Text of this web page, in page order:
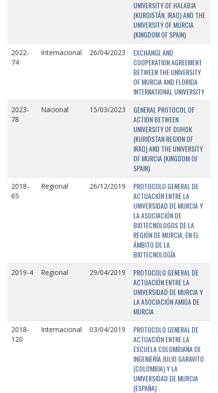
UNIVERSITY OF HALABJA
(KURDISTÁN, IRAQ) AND THE
UNIVERSITY OF MURCIA
(KINGDOM OF SPAIN)
2022-
74
Internacional 26/04/2023
EXCHANGE AND
COOPERATION AGREEMENT
BETWEEN THE UNIVERSITY
OF MURCIA AND FLORIDA
INTERNATIONAL UNIVERSITY
2023-
78
Nacional 15/03/2023
GENERAL PROTOCOL OF
ACTION BETWEEN
UNIVERSITY OF DUHOK
(KURIDSTAN REGION OF
IRAQ) AND THE UNIVERSITY
OF MURCIA (KINGDOM OF
SPAIN)
2018-
65
Regional 26/12/2019
PROTOCOLO GENERAL DE
ACTUACIÓN ENTRE LA
UNIVERSIDAD DE MURCIA Y
LA ASOCIACIÓN DE
BIOTECNÓLOGOS DE LA
REGIÓN DE MURCIA, EN EL
ÁMBITO DE LA
BIOTECNOLOGÍA
2019-4 Regional 29/04/2019
PROTOCOLO GENERAL DE
ACTUACIÓN ENTRE LA
UNIVERSIDAD DE MURCIA Y
LA ASOCIACIÓN AMIGA DE
MURCIA
2018-
120
Internacional 03/04/2019
PROTOCOLO GENERAL DE
ACTUACIÓN ENTRE LA
ESCUELA COLOMBIANA DE
INGENIERÍA JULIO GARAVITO
(COLOMBIA) Y LA
UNIVERSIDAD DE MURCIA
(ESPAÑA)